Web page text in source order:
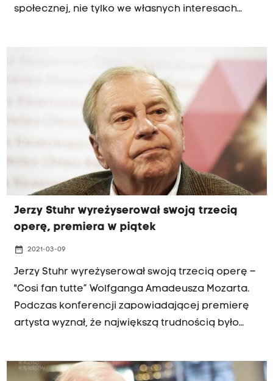
społecznej, nie tylko we własnych interesach
Wybitny aktor, reżyser, scenarzysta i pedagog
zmarł dziś w wieku 77 lat. Jerzy Stuhr od dawna
zmagał się z ciężką chorobą.
Jerzy Stuhr wyreżyserował swoją trzecią
operę, premiera w piątek
date_range 2021-03-09
Jerzy Stuhr wyreżyserował swoją trzecią operę –
"Cosi fan tutte” Wolfganga Amadeusza Mozarta.
Podczas konferencji zapowiadającej premierę
artysta wyznał, że największą trudnością było